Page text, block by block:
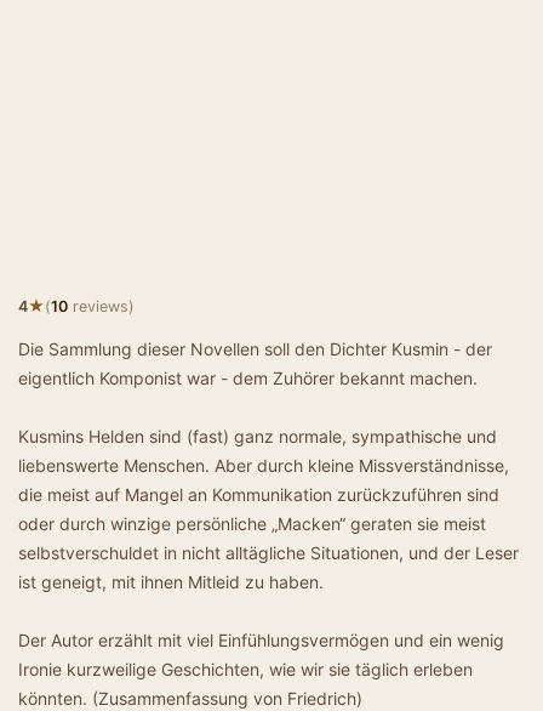
4★(10 reviews)
Die Sammlung dieser Novellen soll den Dichter Kusmin - der
eigentlich Komponist war - dem Zuhörer bekannt machen.
Kusmins Helden sind (fast) ganz normale, sympathische und
liebenswerte Menschen. Aber durch kleine Missverständnisse,
die meist auf Mangel an Kommunikation zurückzuführen sind
oder durch winzige persönliche „Macken“ geraten sie meist
selbstverschuldet in nicht alltägliche Situationen, und der Leser
ist geneigt, mit ihnen Mitleid zu haben.
Der Autor erzählt mit viel Einfühlungsvermögen und ein wenig
Ironie kurzweilige Geschichten, wie wir sie täglich erleben
könnten. (Zusammenfassung von Friedrich)